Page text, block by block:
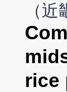
（
rice